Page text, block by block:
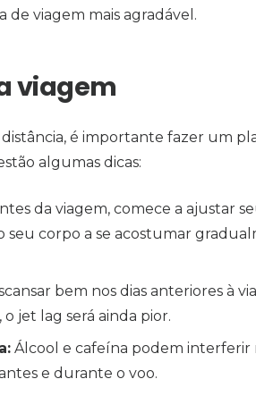
viagem mais agradável.
viagem
é importante fazer um
algumas dicas:
da viagem, comece a ajustar
seu corpo a se acostumar
bem nos dias anteriores à
jet lag será ainda pior.
Álcool e cafeína podem interferir
e durante o voo.